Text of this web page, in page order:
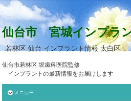
仙台市 宮城インプラ
若林区 仙台 インプラント情報 太白区
仙台市若林区 堀歯科医院監修
インプラントの最新情報をお届けします
メニュー